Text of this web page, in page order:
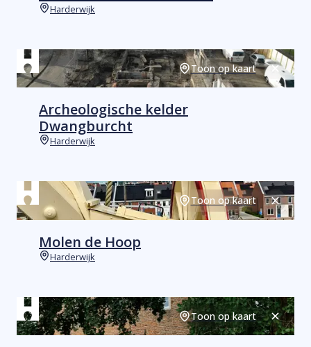
Harderwijk
Toon op kaart Sluiten
Archeologische kelder
Dwangburcht
Harderwijk
Toon op kaart Sluiten
Molen de Hoop
Harderwijk
Toon op kaart Sluiten